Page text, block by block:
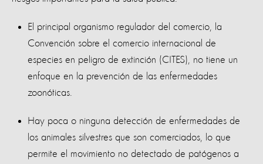
El principal organismo regulador del comercio, la
Convención sobre el comercio internacional de
especies en peligro de extinción (CITES), no tiene un
enfoque en la prevención de las enfermedades
zoonóticas.
Hay poca o ninguna detección de enfermedades de
los animales silvestres que son comerciados, lo que
permite el movimiento no detectado de patógenos a